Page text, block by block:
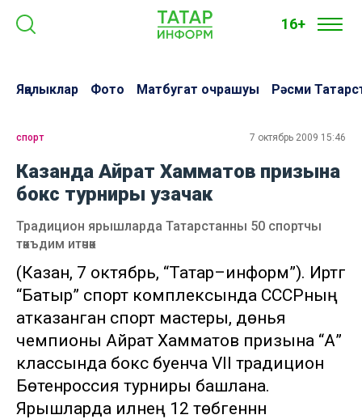
16+
Яңалыклар Фото Матбугат очрашуы Рәсми
спорт 7 октябрь 2009 15:46
Казанда Айрат Хамматов призына
бокс турниры узачак
Традицион ярышларда Татарстанны 50 спортчы
тәкъдим итәчәк
(Казан, 7 октябрь, “Татар–информ”). Иртәгә
“Батыр” спорт комплексында СССРның
атказанган спорт мастеры, дөнья
чемпионы Айрат Хамматов призына “А”
классында бокс буенча VII традицион
Бөтенроссия турниры башлана.
Ярышларда илнең 12 төбәгеннән